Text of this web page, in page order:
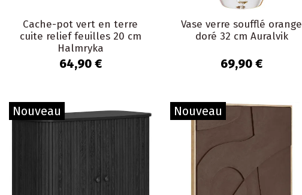
Cache-pot vert en terre
cuite relief feuilles 20 cm
Halmryka
64,90 €
Vase verre soufflé orange
doré 32 cm Auralvik
69,90 €
Nouveau Nouveau